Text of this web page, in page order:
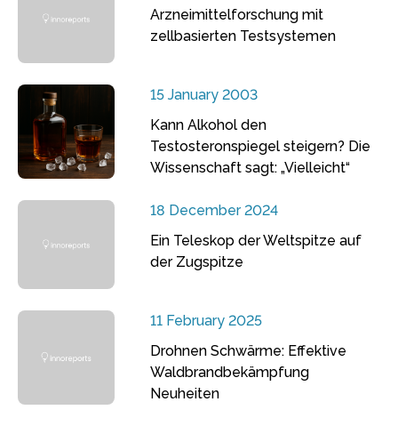
Arzneimittelforschung mit
zellbasierten Testsystemen
15 January 2003
Kann Alkohol den
Testosteronspiegel steigern? Die
Wissenschaft sagt: „Vielleicht“
18 December 2024
Ein Teleskop der Weltspitze auf
der Zugspitze
11 February 2025
Drohnen Schwärme: Effektive
Waldbrandbekämpfung
Neuheiten